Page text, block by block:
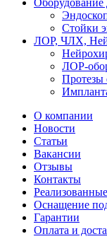
Оборудование
Стойки
ЛОР, ЧЛХ,
ЛОР-
Протезы
О компании
Новости
Статьи
Вакансии
Отзывы
Контакты
Оснащение
Гарантии
Оплата и